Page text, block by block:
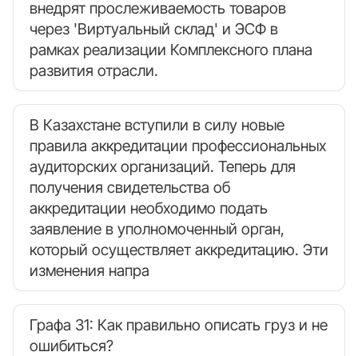
внедрят прослеживаемость товаров
через 'Виртуальный склад' и ЭСФ в
рамках реализации Комплексного плана
развития отрасли.
В Казахстане вступили в силу новые
правила аккредитации профессиональных
аудиторских организаций. Теперь для
получения свидетельства об
аккредитации необходимо подать
заявление в уполномоченный орган,
который осуществляет аккредитацию. Эти
изменения напра
Графа 31: Как правильно описать груз и не
ошибиться?